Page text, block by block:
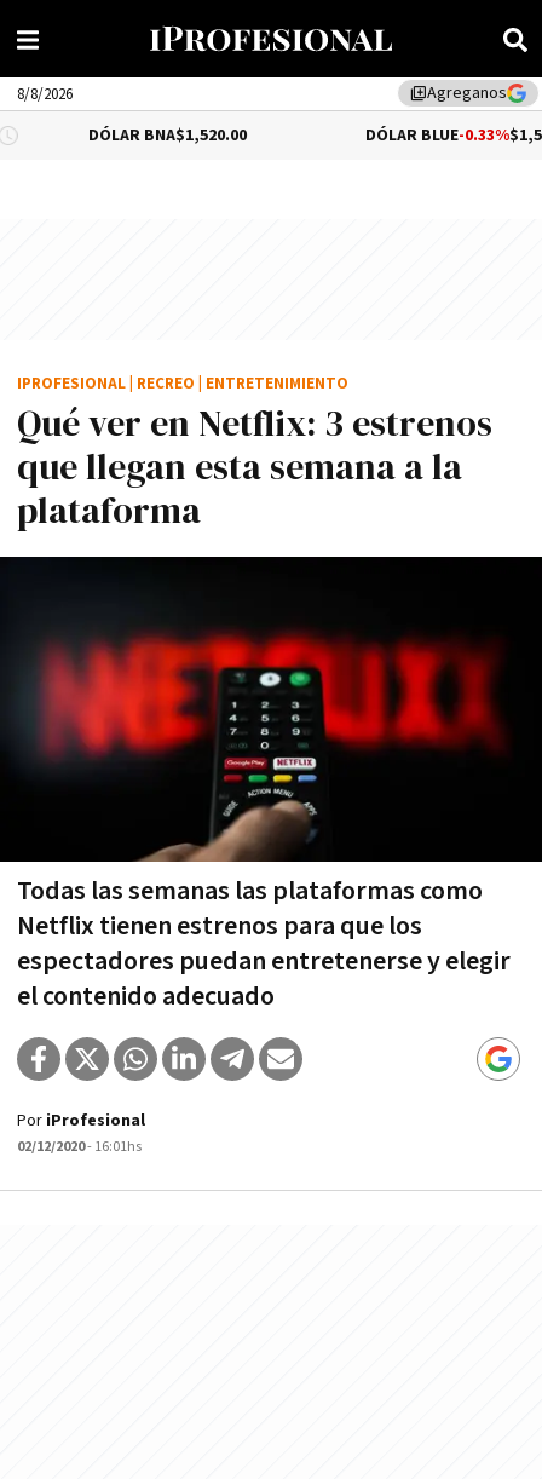
library_addAgreganos
8/8/2026
BNA $1,520.00 -0.33%$1,525.00
Qué ver en Netflix: 3 estrenos
que llegan esta semana a la
plataforma
Todas las semanas las plataformas como
Netflix tienen estrenos para que los
espectadores puedan entretenerse y elegir
el contenido adecuado
IPROFESIONAL RECREO ENTRETENIMIENTO
Por iProfesional
02/12/2020- 16:01hs